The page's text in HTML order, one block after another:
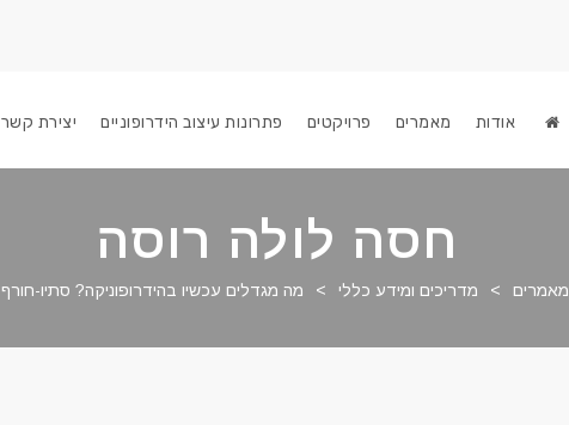
אודות מאמרים פרויקטים פתרונות עיצוב הידרופוניים יצירת קשר
חסה לולה רוסה
מאמרים > מדריכים ומידע כללי > מה מגדלים עכשיו בהידרופוניקה? סתיו-חורף